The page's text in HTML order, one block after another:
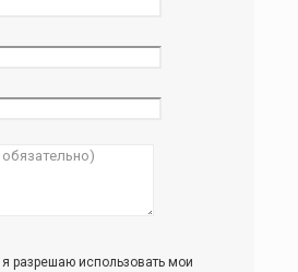
разрешаю использовать мои